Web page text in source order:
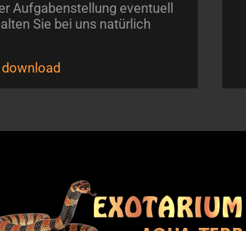
Aufgabenstellung eventuell
Sie bei uns natürlich